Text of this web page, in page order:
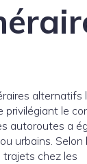
alternatifs
privilégiant le
autoroutes a
urbains. Selon
chez les